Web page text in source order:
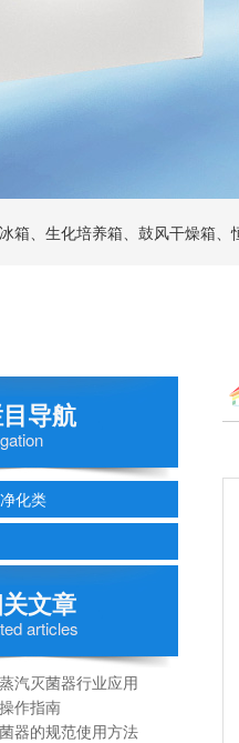
箱、生化培养箱、鼓风干燥箱
导航
化类
文章
articles
汽灭菌器行业应用
作指南
器的规范使用方法